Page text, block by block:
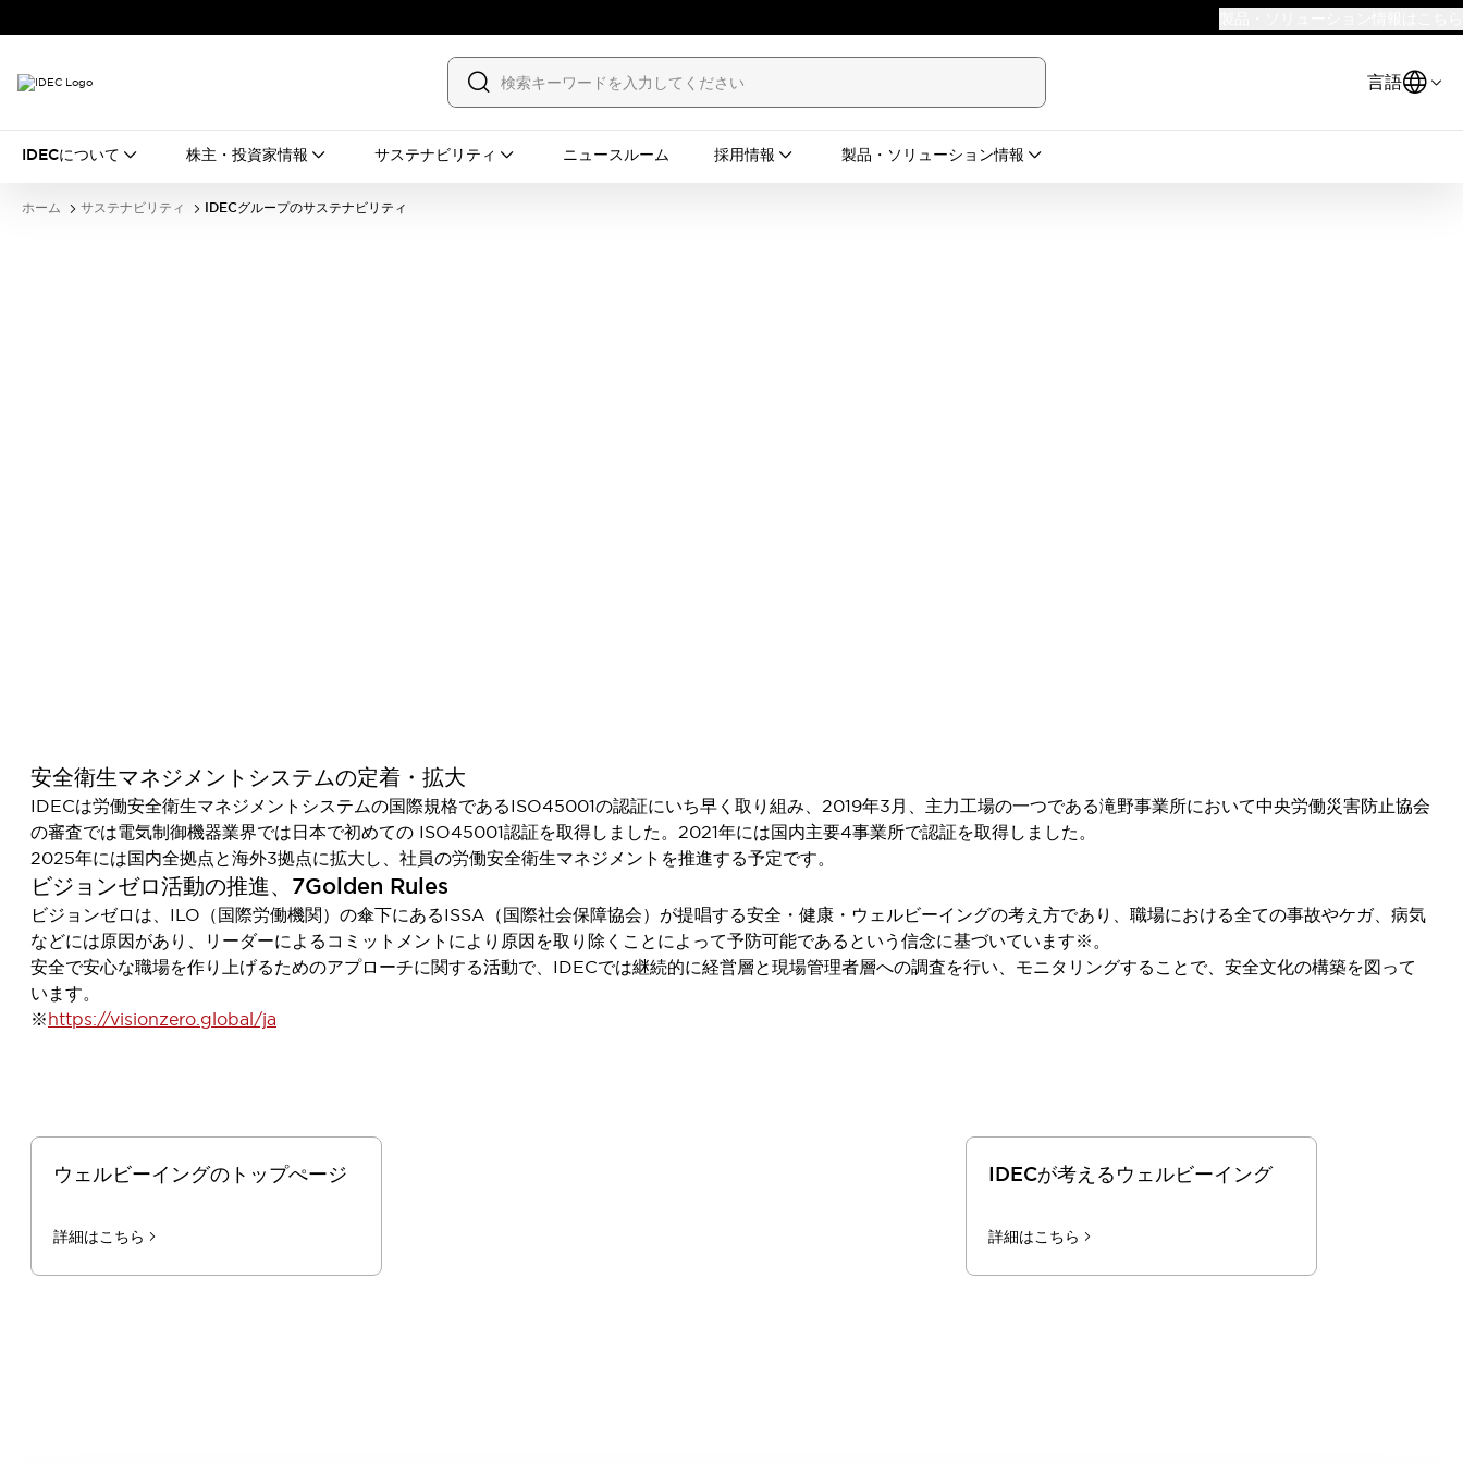
言語
IDECについて 株主・投資家情報 サステナビリティ ニュースルーム 採用情報 製品・ソリューション情報
ホーム サステナビリティ IDECグループのサステナビリティ
安全衛生マネジメントシステムの定着・拡大
IDECは労働安全衛生マネジメントシステムの国際規格であるISO45001の認証にいち早く取り組み、2019年3月、主力工場の一つである滝野事業所において中央労働災害防止協会
の審査では電気制御機器業界では日本で初めての ISO45001認証を取得しました。2021年には国内主要4事業所で認証を取得しました。
2025年には国内全拠点と海外3拠点に拡大し、社員の労働安全衛生マネジメントを推進する予定です。
ビジョンゼロ活動の推進、7Golden Rules
ビジョンゼロは、ILO（国際労働機関）の傘下にあるISSA（国際社会保障協会）が提唱する安全・健康・ウェルビーイングの考え方であり、職場における全ての事故やケガ、病気
などには原因があり、リーダーによるコミットメントにより原因を取り除くことによって予防可能であるという信念に基づいています※。
安全で安心な職場を作り上げるためのアプローチに関する活動で、IDECでは継続的に経営層と現場管理者層への調査を行い、モニタリングすることで、安全文化の構築を図って
います。
※https://visionzero.global/ja
ウェルビーイングのトップぺージ
詳細はこちら
IDECが考えるウェルビーイング
詳細はこちら